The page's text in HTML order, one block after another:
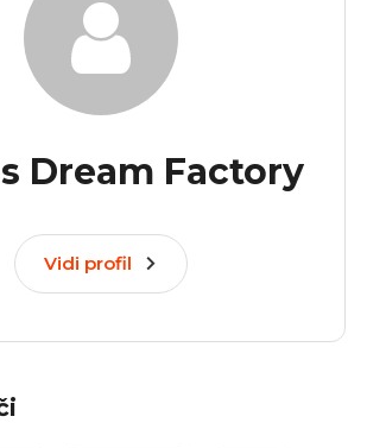
Dream Factory
Vidi profil